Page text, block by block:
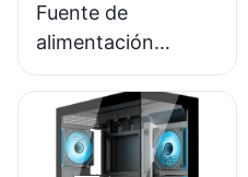
Fuente de
alimentación
ESGAMING de 550
W, alta calidad, 85
% de eficiencia,
certificación 80+